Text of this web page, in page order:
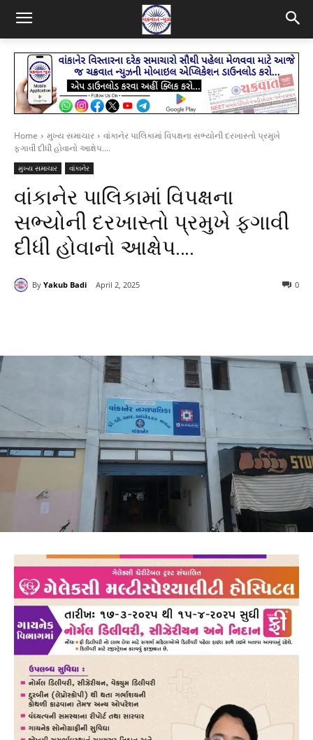
Home મુખ્ય સમાચાર
વાંકાનેર પાલિકામાં વિપક્ષના સભ્યોની દરખાસ્તો પ્રમુખે
ફગાવી દીધી હોવાનો આક્ષેપ....
મુખ્ય સમાચાર વાંકાનેર
વાંકાનેર પાલિકામાં વિપક્ષના
સભ્યોની દરખાસ્તો પ્રમુખે ફગાવી
દીધી હોવાનો આક્ષેપ….
By Yakub Badi April 2, 2025 0